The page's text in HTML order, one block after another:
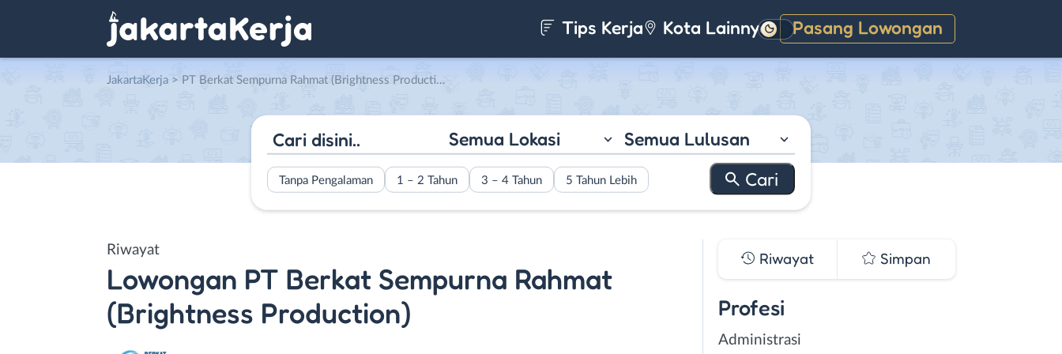
Tips Kerja Kota Lainnya Pasang Lowongan
Gelap
JakartaKerja > PT Berkat Sempurna Rahmat (Brightness Production)
Semua Lokasi Semua Lulusan
Tanpa Pengalaman 1 – 2 Tahun 3 – 4 Tahun 5 Tahun Lebih
Riwayat
Lowongan PT Berkat Sempurna Rahmat
(Brightness Production)
Riwayat Simpan
Profesi
Administrasi